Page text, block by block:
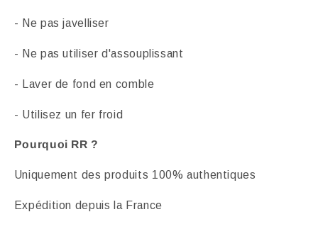
- Ne pas javelliser
- Ne pas utiliser d'assouplissant
- Laver de fond en comble
- Utilisez un fer froid
Pourquoi RR ?
Uniquement des produits 100% authentiques
Expédition depuis la France